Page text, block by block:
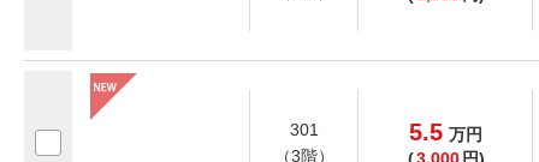
301
（3階）
5.5 万円